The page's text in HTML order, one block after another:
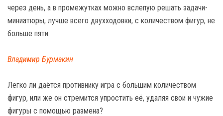
через день, а в промежутках можно вслепую решать задачи-
миниатюры, лучше всего двухходовки, с количеством фигур, не
больше пяти.
Владимир Бурмакин
Легко ли даётся противнику игра с большим количеством
фигур, или же он стремится упростить её, удаляя свои и чужие
фигуры с помощью размена?